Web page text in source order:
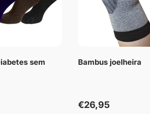
sem
Bambus joelheira
€26,95